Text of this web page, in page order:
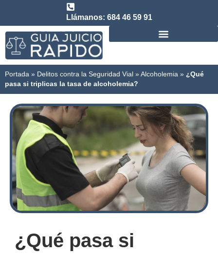
Llámanos: 684 46 59 91
Portada » Delitos contra la Seguridad Vial » Alcoholemia » ¿Qué
pasa si triplicas la tasa de alcoholemia?
¿Qué pasa si